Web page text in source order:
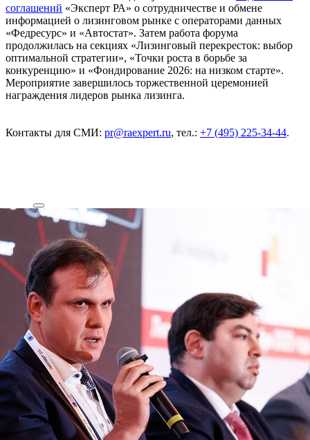
соглашений «Эксперт РА» о сотрудничестве и обмене
информацией о лизинговом рынке с операторами данных
«Федресурс» и «Автостат». Затем работа форума
продолжилась на секциях «Лизинговый перекресток: выбор
оптимальной стратегии», «Точки роста в борьбе за
конкуренцию» и «Фондирование 2026: на низком старте».
Мероприятие завершилось торжественной церемонией
награждения лидеров рынка лизинга.
Контакты для СМИ: pr@raexpert.ru, тел.: +7 (495) 225-34-44.